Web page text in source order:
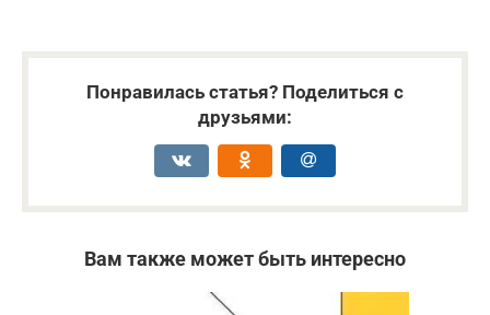
Понравилась статья? Поделиться с
друзьями:
Вам также может быть интересно